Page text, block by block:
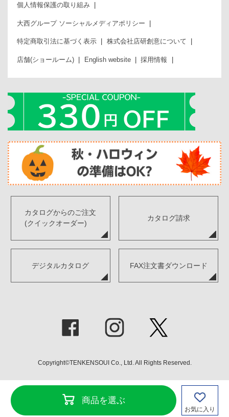
商品を選ぶ
お気に入り
個人情報保護の取り組み
大西グループ ソーシャルメディアポリシー
特定商取引法に基づく表示 株式会社店研創意について
店舗(ショールーム) English website 採用情報
カタログからのご注文
(クイックオーダー)
カタログ請求
デジタルカタログ FAX注文書ダウンロード
Copyright©TENKENSOUI Co., Ltd. All Rights Reserved.